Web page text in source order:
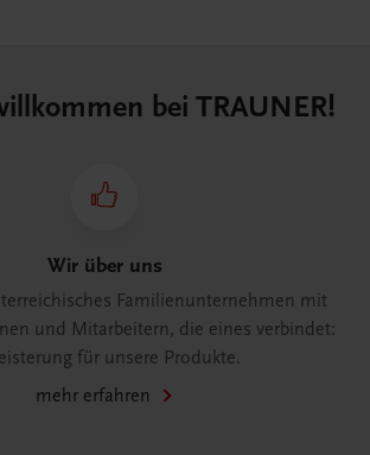
bei TRAUNER!
Wir über uns
Familienunternehmen mit
und Mitarbeitern, die eines verbindet:
für unsere Produkte.
mehr erfahren